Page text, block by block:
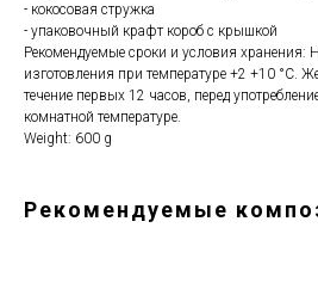
- кокосовая стружка
- упаковочный крафт короб с крышкой
Рекомендуемые сроки и условия хранения:
изготовления при температуре +2 +10 °С.
течение первых 12 часов, перед
комнатной температуре.
Weight: 600 g
Рекомендуемые